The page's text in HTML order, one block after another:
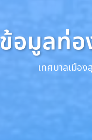
ข้อมูลท่อ
เทศบาลเมือง